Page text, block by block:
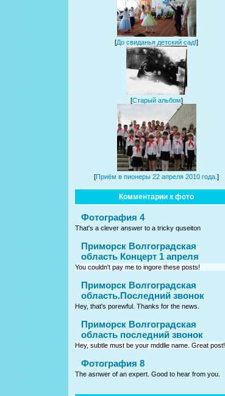
[До свиданья детский сад!]
[Старый альбом]
[Приём в пионеры 22 апреля 2010 года. ]
Комментарии к фото
Фотография 4
That's a clever answer to a tricky quseiton
Приморск Волгоградская
область Концерт 1 апреля
You couldn't pay me to ingore these posts!
Приморск Волгоградская
область.Последний звонок
Hey, that's porewful. Thanks for the news.
Приморск Волгоградская
область последний звонок
Hey, subtle must be your mddlie name. Great post!
Фотография 8
The asnwer of an expert. Good to hear from you.